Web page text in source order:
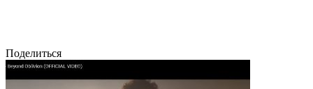
Поделиться